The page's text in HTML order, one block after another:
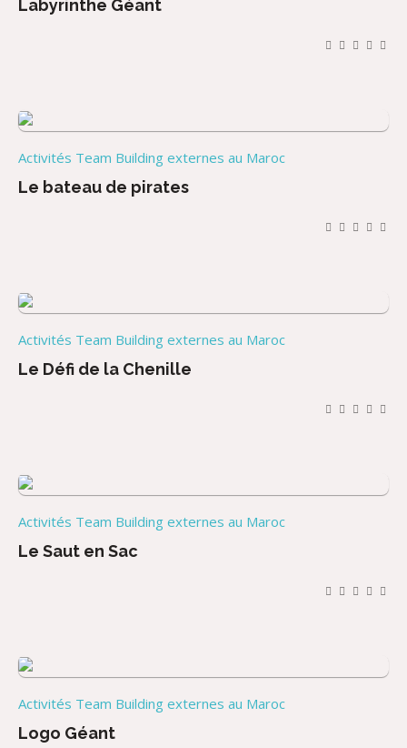
Labyrinthe Géant
Activités Team Building externes au Maroc
Le bateau de pirates
Activités Team Building externes au Maroc
Le Défi de la Chenille
Activités Team Building externes au Maroc
Le Saut en Sac
Activités Team Building externes au Maroc
Logo Géant